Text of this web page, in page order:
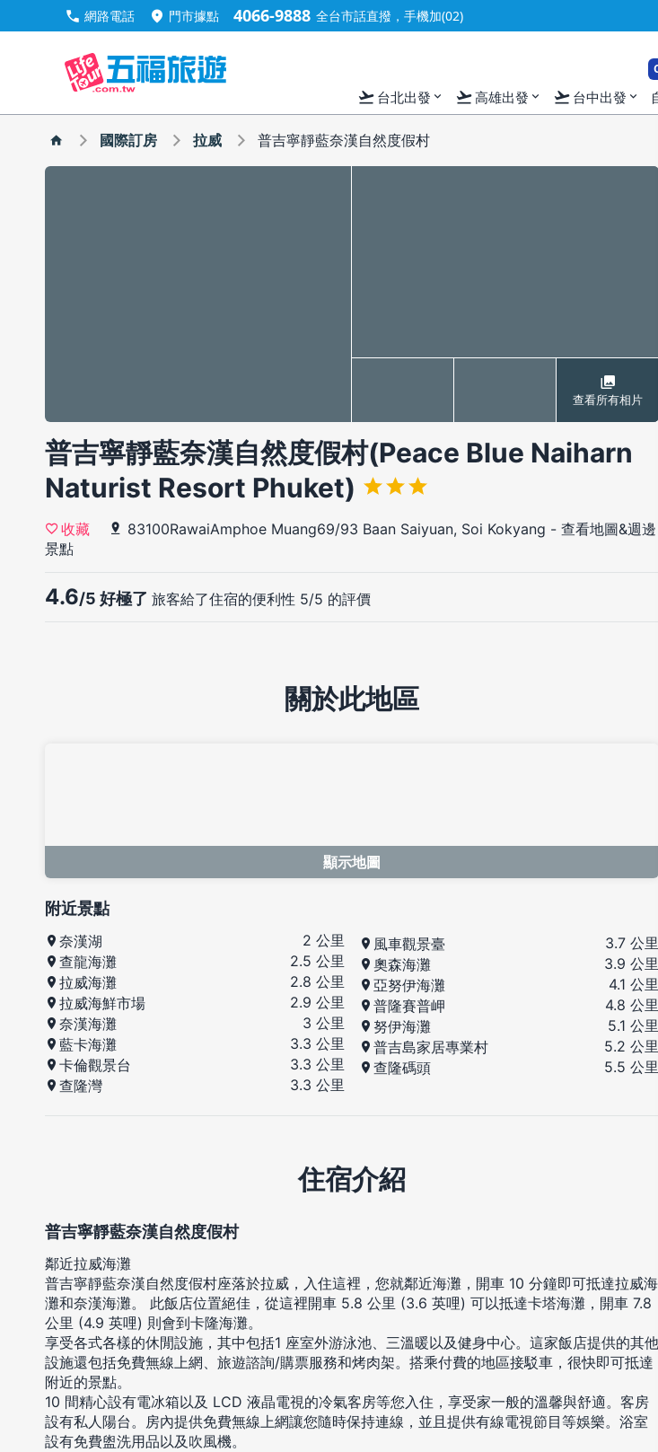
call 網路電話 location_on 門市據點 4066-9888 全台市話直撥，手機加(02)
flight_takeoff 台北出發 expand_more flight_takeoff高雄出發 expand_more flight_takeoff 台中出發 expand_more
國際訂房 拉威 普吉寧靜藍奈漢自然度假村
查看所有相片
普吉寧靜藍奈漢自然度假村(Peace Blue Naiharn
Naturist Resort Phuket)
收藏 83100RawaiAmphoe Muang69/93 Baan Saiyuan, Soi Kokyang - 查看地圖&週邊
景點
4.6/5 好極了 旅客給了住宿的便利性 5/5 的評價
關於此地區
顯示地圖
附近景點
奈漢湖
2 公里
查龍海灘
2.5 公里
拉威海灘
2.8 公里
拉威海鮮市場
2.9 公里
奈漢海灘
3 公里
藍卡海灘
3.3 公里
卡倫觀景台
3.3 公里
查隆灣
3.3 公里
風車觀景臺
3.7 公里
奧森海灘
3.9 公里
亞努伊海灘
4.1 公里
普隆賽普岬
4.8 公里
努伊海灘
5.1 公里
普吉島家居專業村
5.2 公里
查隆碼頭
5.5 公里
住宿介紹
普吉寧靜藍奈漢自然度假村
鄰近拉威海灘
普吉寧靜藍奈漢自然度假村座落於拉威，入住這裡，您就鄰近海灘，開車 10 分鐘即可抵達拉威海
灘和奈漢海灘。 此飯店位置絕佳，從這裡開車 5.8 公里 (3.6 英哩) 可以抵達卡塔海灘，開車 7.8
公里 (4.9 英哩) 則會到卡隆海灘。
享受各式各樣的休閒設施，其中包括1 座室外游泳池、三溫暖以及健身中心。這家飯店提供的其他
設施還包括免費無線上網、旅遊諮詢/購票服務和烤肉架。搭乘付費的地區接駁車，很快即可抵達
附近的景點。
10 間精心設有電冰箱以及 LCD 液晶電視的冷氣客房等您入住，享受家一般的溫馨與舒適。客房
設有私人陽台。房內提供免費無線上網讓您隨時保持連線，並且提供有線電視節目等娛樂。浴室
設有免費盥洗用品以及吹風機。